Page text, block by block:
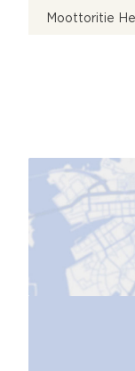
Moottoritie